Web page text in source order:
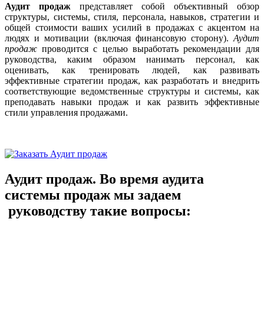
Аудит продаж представляет собой объективный обзор
структуры, системы, стиля, персонала, навыков, стратегии и
общей стоимости ваших усилий в продажах с акцентом на
людях и мотивации (включая финансовую сторону). Аудит
продаж проводится с целью выработать рекомендации для
руководства, каким образом нанимать персонал, как
оценивать, как тренировать людей, как развивать
эффективные стратегии продаж, как разработать и внедрить
соответствующие ведомственные структуры и системы, как
преподавать навыки продаж и как развить эффективные
стили управления продажами.
Аудит продаж. Во время аудита
системы продаж мы задаем
руководству такие вопросы: